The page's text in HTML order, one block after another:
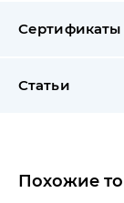
Статьи
Похожие